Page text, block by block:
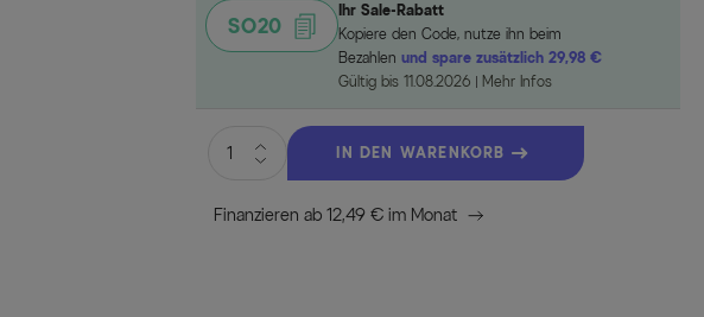
SO20
Ihr Sale-Rabatt
Kopiere den Code, nutze ihn beim
Bezahlenund spare zusätzlich 29,98 €
Gültig bis 11.08.2026
Mehr Infos
IN DEN WARENKORB
Finanzieren ab 12,49 € im Monat